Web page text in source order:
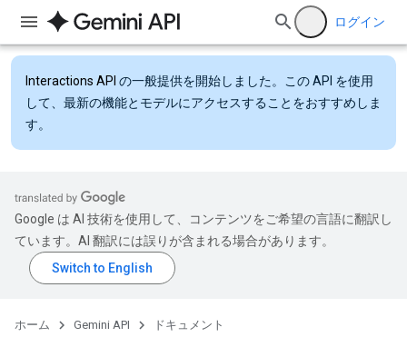
ログイン
Interactions API の一般提供を開始しました。この API を使用
して、最新の機能とモデルにアクセスすることをおすすめしま
す。
Google は AI 技術を使用して、コンテンツをご希望の言語に翻訳し
ています。AI 翻訳には誤りが含まれる場合があります。
ホーム Gemini API ドキュメント